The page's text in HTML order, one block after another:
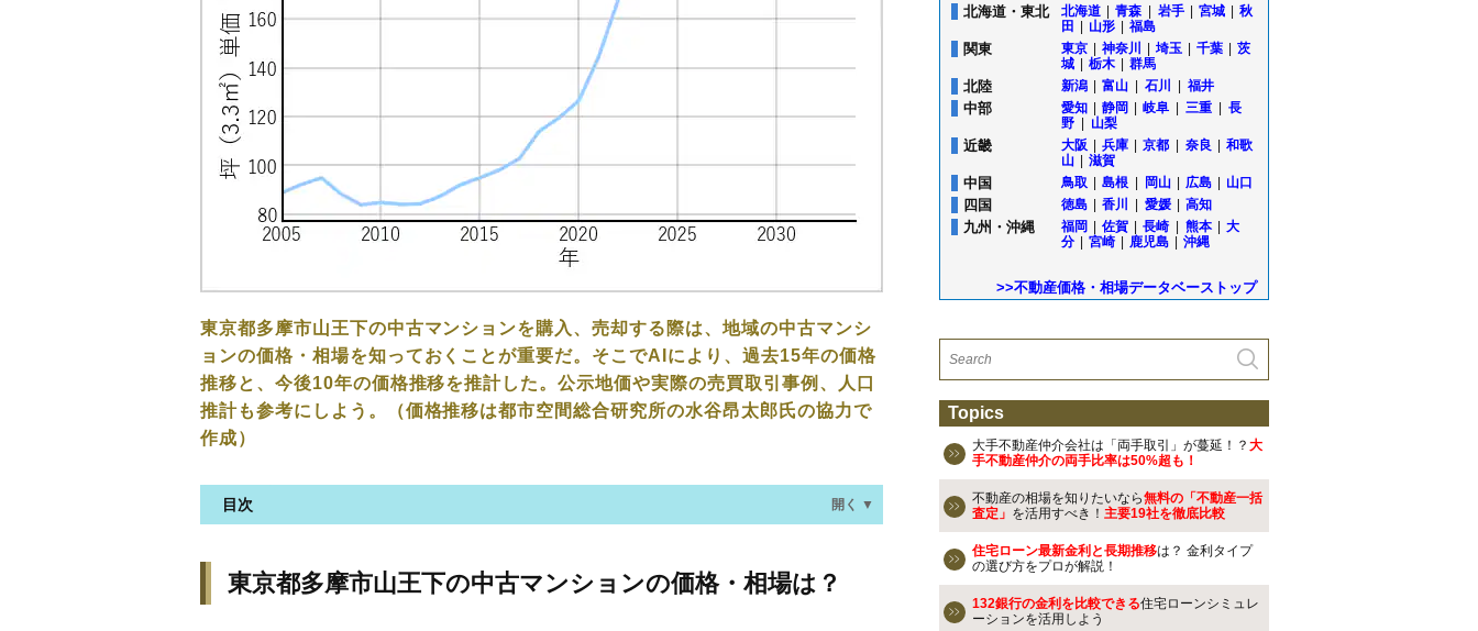
東京都多摩市山王下の中古マンションを購入、売却する際は、地域の中古マンシ
ョンの価格・相場を知っておくことが重要だ。そこでAIにより、過去15年の価格
推移と、今後10年の価格推移を推計した。公示地価や実際の売買取引事例、人口
推計も参考にしよう。（価格推移は都市空間総合研究所の水谷昂太郎氏の協力で
作成）
目次 開く ▼
現在の価格は、776万円（10年前比+110.6%）
東京都多摩市山王下の中古マンションの価格・相場は？
北海道・東北
北海道 青森 岩手 宮城
秋
田
山形 福島
関東 東京 神奈川 埼玉 千葉
茨
城
栃木 群馬
北陸 新潟 富山 石川 福井
中部 愛知 静岡 岐阜 三重
長
野
山梨
近畿 大阪 兵庫 京都 奈良
和歌
山
滋賀
中国 鳥取 島根 岡山 広島 山口
四国 徳島 香川 愛媛 高知
九州・沖縄 福岡 佐賀 長崎 熊本
大
分
宮崎 鹿児島 沖縄
>>不動産価格・相場データベーストップ
Topics
大手不動産仲介会社は「両手取引」が蔓延！？ 大
手不動産仲介の両手比率は50%超も！
不動産の相場を知りたいなら無料の「不動産一括
査定」 を活用すべき！ 主要19社を徹底比較
住宅ローン最新金利と長期推移は？ 金利タイプ
の選び方をプロが解説！
132銀行の金利を比較できる住宅ローンシミュレ
ーションを活用しよう